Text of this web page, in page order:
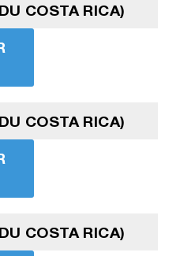
COSTA RICA)
COSTA RICA)
COSTA RICA)